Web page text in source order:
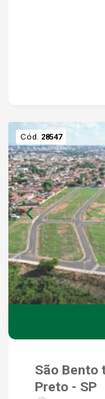
no bairro
pronto para
Ideal para
da cidade. Não perca essa oportunidade única de
adquirir um
localizações de
contato
conhecer
disposição
auxiliar no
Cód. 28547
São Bento
Preto - SP